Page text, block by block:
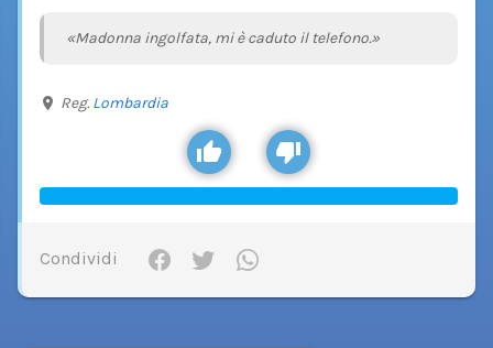
«Madonna ingolfata, mi è caduto il telefono.»
Reg. Lombardia
Condividi